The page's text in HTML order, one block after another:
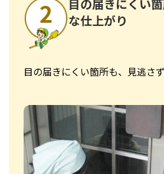
目の届きにくい
な仕上がり
目の届きにくい箇所も、見逃さ